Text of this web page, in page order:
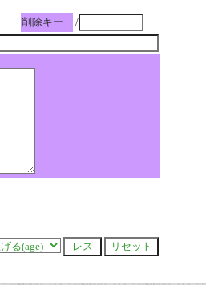
削除キー
/